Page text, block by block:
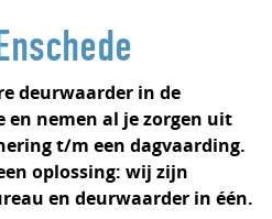
deurwaarder in de
en nemen al je zorgen uit
t/m een dagvaarding.
oplossing: wij zijn
en deurwaarder in één.